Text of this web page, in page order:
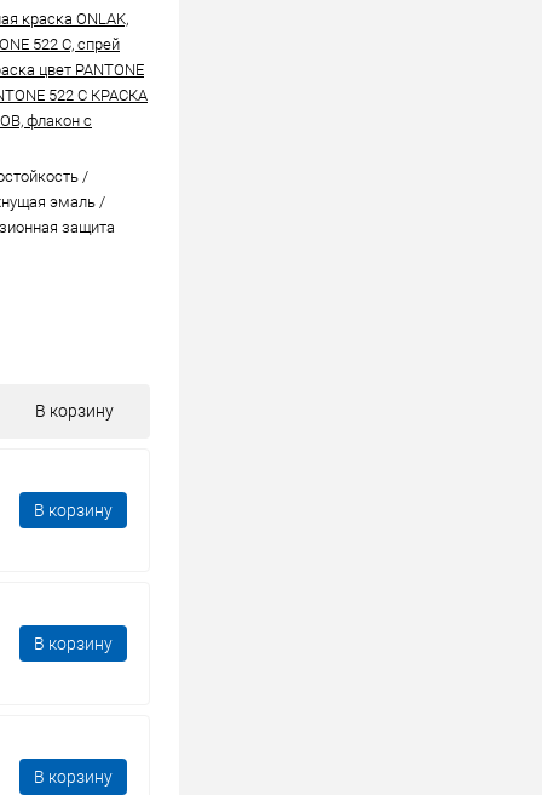
краска ONLAK,
522 C, спрей
цвет PANTONE
522 C КРАСКА
флакон с
/
эмаль /
защита
В корзину
В корзину
В корзину
В корзину